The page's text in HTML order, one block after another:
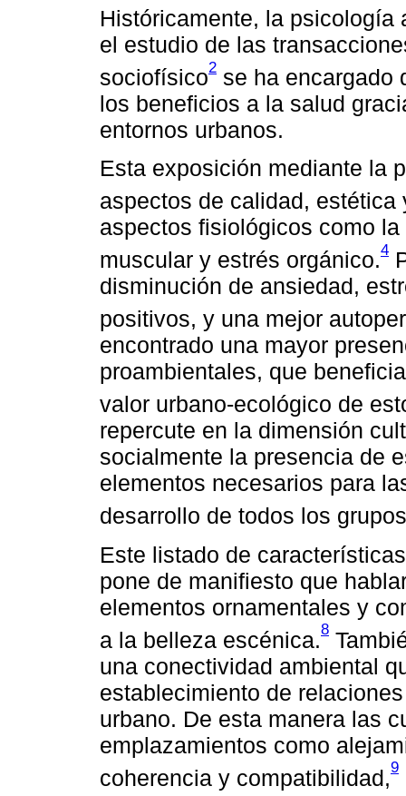
Históricamente, la psicología
el estudio de las
sociofísico2 se ha encargado
los beneficios a la salud
entornos urbanos.
Esta exposición mediante la
aspectos de calidad, estética
aspectos fisiológicos como
muscular y estrés orgánico.4
disminución de ansiedad,
positivos, y una mejor
encontrado una mayor
proambientales, que
valor urbano-ecológico de
repercute en la dimensión
socialmente la presencia de
elementos necesarios para
desarrollo de todos los
Este listado de
pone de manifiesto que
elementos ornamentales y
a la belleza escénica.8
una conectividad ambiental
establecimiento de
urbano. De esta manera las
emplazamientos como
coherencia y compatibilidad,9